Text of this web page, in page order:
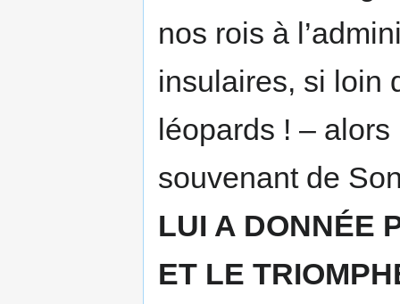
nos rois à
insulaires, si loin
léopards ! –
souvenant de
LUI A DONNÉE
ET LE